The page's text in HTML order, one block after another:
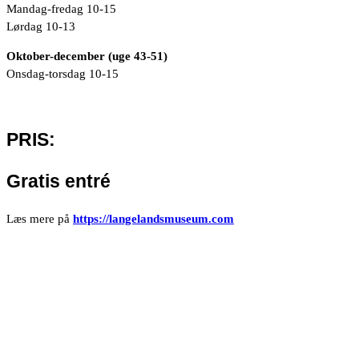
Mandag-fredag 10-15
Lørdag 10-13
Oktober-december (uge 43-51)
Onsdag-torsdag 10-15
PRIS:
Gratis entré
Læs mere på https://langelandsmuseum.com